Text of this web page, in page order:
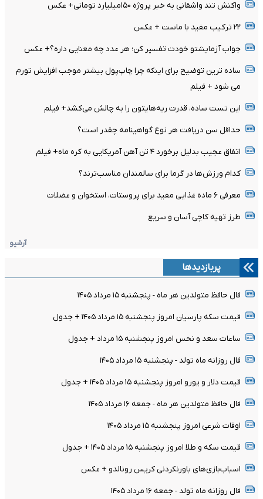
واکنش تند واشقانی به خبر پروژه ۱۵۰میلیارد تومانی+ عکس
۲۲ ترکیب مفید با ماست + عکس
جواب آزمایشتو خودت تفسیر کن؛ هر عدد چه معنایی داره؟+ عکس
ساده ترین توضیح برای اینکه چرا چاپ‌پول بیشتر موجب افزایش تورم
می شود + فیلم
این تست ساده، قدرت ریه‌هایتون را به چالش می‌کشد+ فیلم
حداقل سن دریافت هر نوع گواهینامه چقدر است؟
اتفاق عجیب بدلیل برخورد ۴ تن آهن آمریکایی به کره ماه+ فیلم
کدام ورزش‌ها در گرما برای سالمندان مناسب‌ترند؟
معرفی ۶ ماده غذایی مفید برای پروستات، استخوان و عضلات
طرز تهیه کاچی آسان و سریع
آرشیو
پربازدیدها
فال حافظ متولدین هر ماه - پنجشنبه ۱۵ مرداد ۱۴۰۵
قیمت سکه پارسیان امروز پنجشنبه ۱۵ مرداد ۱۴۰۵ + جدول
ساعات سعد و نحس امروز پنجشنبه ۱۵ مرداد + جدول
فال روزانه ماه تولد - پنجشنبه ۱۵ مرداد ۱۴۰۵
قیمت دلار و یورو امروز پنجشنبه ۱۵ مرداد ۱۴۰۵ + جدول
فال حافظ متولدین هر ماه - جمعه ۱۶ مرداد ۱۴۰۵
اوقات شرعی امروز پنجشنبه ۱۵ مرداد ۱۴۰۵
قیمت سکه و طلا امروز پنجشنبه ۱۵ مرداد ۱۴۰۵ + جدول
اسباب‌بازی‌های باورنکردنی کریس رونالدو + عکس
فال روزانه ماه تولد - جمعه ۱۶ مرداد ۱۴۰۵